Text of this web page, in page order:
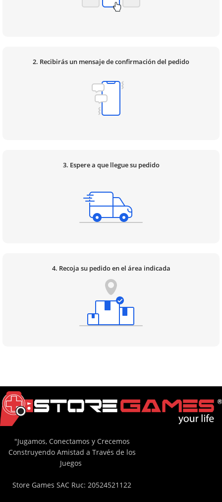
2. Recibirás un mensaje de confirmación del pedido
3. Espere a que llegue su pedido
4. Recoja su pedido en el área indicada
"Jugamos, Conectamos y Crecemos
Construyendo Amistad a Través de los
Juegos
Store Games SAC Ruc: 20524521122